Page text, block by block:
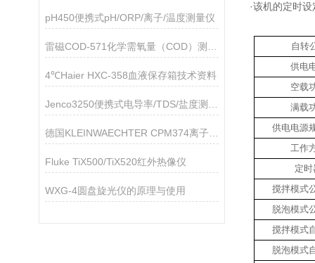
pH450便携式pH/ORP/离子/温度测量仪
4℃Haier HXC-358血液保存箱技术资料
Fluke TiX500/TiX520红外热像仪
WXG-4圆盘旋光仪的原理与使用
·该机的定时
自转
供电
空载
满载
供电电源
工作
定时
搅拌模式
脱泡模式
搅拌模式
脱泡模式